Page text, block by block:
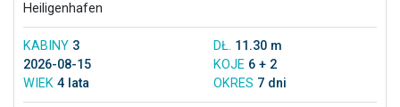
Heiligenhafen
KABINY 3 DŁ. 11.30 m
2026-08-15
KOJE 6 + 2
WIEK 4 lata OKRES 7 dni